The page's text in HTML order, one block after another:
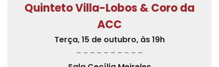
Quinteto Villa-Lobos & Coro da
ACC
Terça, 15 de outubro, às 19h
– – – – – – – – – –